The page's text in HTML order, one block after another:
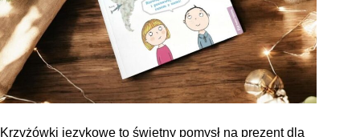
Krzyżówki językowe to świetny pomysł na prezent dla